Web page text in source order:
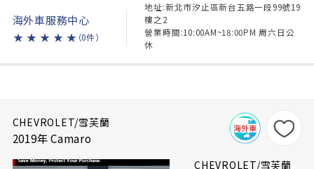
海外車服務中心
★ ★ ★ ★ ★ （0件）
地址:新北市汐止區新台五路一段99號19
樓之2
營業時間:10:00AM~18:00PM 周六日公
休
CHEVROLET/雪芙蘭
2019年 Camaro
CHEVROLET/雪芙蘭